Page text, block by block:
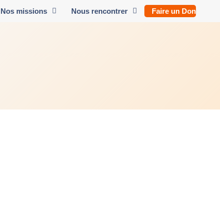
Nos missions Nous rencontrer Faire un Don